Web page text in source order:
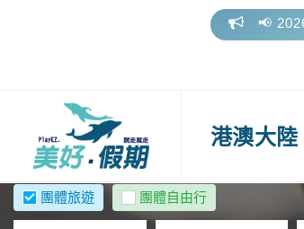
☀️2026
🎁 美
港澳大陸
團體旅遊 團體自由行